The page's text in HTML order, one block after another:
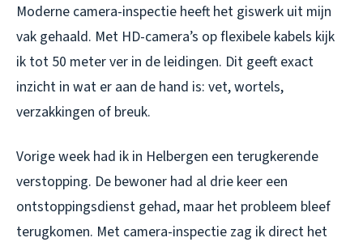
Moderne camera-inspectie heeft het giswerk uit mijn
vak gehaald. Met HD-camera’s op flexibele kabels kijk
ik tot 50 meter ver in de leidingen. Dit geeft exact
inzicht in wat er aan de hand is: vet, wortels,
verzakkingen of breuk.
Vorige week had ik in Helbergen een terugkerende
verstopping. De bewoner had al drie keer een
ontstoppingsdienst gehad, maar het probleem bleef
terugkomen. Met camera-inspectie zag ik direct het